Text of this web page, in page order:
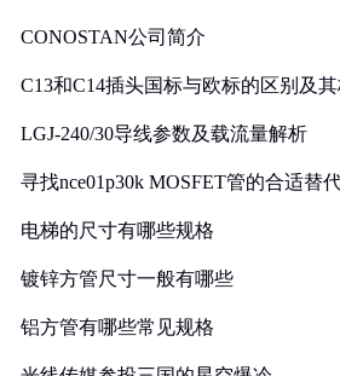
CONOSTAN公司简介
C13和C14插头国标与欧标的区别及
LGJ-240/30导线参数及载流量解析
寻找nce01p30k MOSFET管的合适替
电梯的尺寸有哪些规格
镀锌方管尺寸一般有哪些
铝方管有哪些常见规格